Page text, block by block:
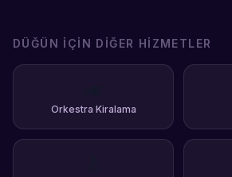
DÜĞÜN İÇIN DIĞER HIZMETLER
Orkestra Kiralama